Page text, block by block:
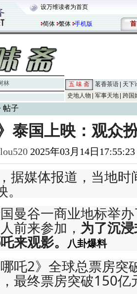
设万维读者为首页
简体 繁体 手机版 首
林 五 味 斋 茗香茶语
天下
史地人物
军事天地 跨国
帖子
泰国上映：观众
2025年03月14日
据媒体报道，当地
曼谷一商业地标举
前来参加， 为了沉
来观影。 八卦爆料
吒2》全球总票房突
最终票房突破150亿